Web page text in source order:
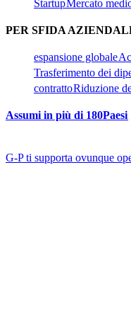
Startup​​Mercato
PER SFIDA
espansione globale​​
Trasferimento dei
contratto​​Riduzione
Assumi in più di 180Paesi​​
G-P ti supporta ovunque